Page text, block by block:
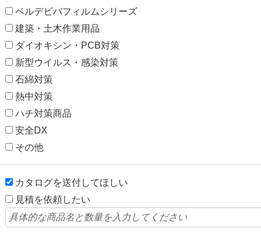
ベルデビバフィルムシリーズ
建築・土木作業用品
ダイオキシン・PCB対策
新型ウイルス・感染対策
石綿対策
熱中対策
ハチ対策商品
安全DX
その他
カタログを送付してほしい
見積を依頼したい